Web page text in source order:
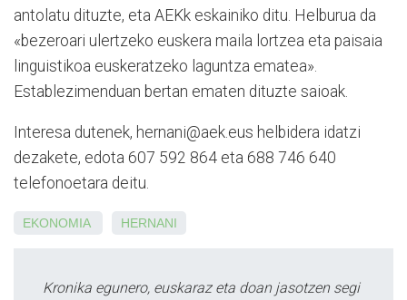
antolatu dituzte, eta AEKk eskainiko ditu. Helburua da
«bezeroari ulertzeko euskera maila lortzea eta paisaia
linguistikoa euskeratzeko laguntza ematea».
Establezimenduan bertan ematen dituzte saioak.
Interesa dutenek, hernani@aek.eus helbidera idatzi
dezakete, edota 607 592 864 eta 688 746 640
telefonoetara deitu.
EKONOMIA HERNANI
Kronika egunero, euskaraz eta doan jasotzen segi